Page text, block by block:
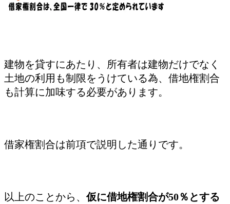
建物を貸すにあたり、所有者は建物だけでなく
土地の利用も制限をうけている為、借地権割合
も計算に加味する必要があります。
借家権割合は前項で説明した通りです。
以上のことから、仮に借地権割合が50％とする